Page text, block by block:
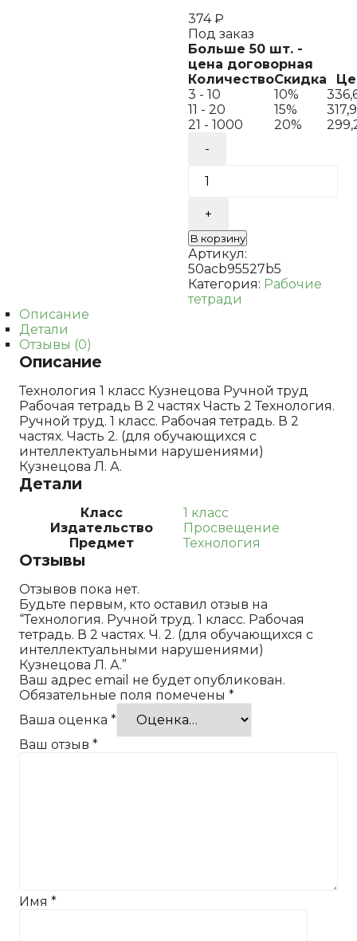
374₽
Под заказ
Больше 50 шт. -
цена договорная
КоличествоСкидка
3 - 10
10%
11 - 20
15%
21 - 1000
20%
класс.
Рабочая
тетрадь.
В
2
частях.
нарушениями)
Кузнецова
Л.
А.
В корзину
Артикул:
50acb95527b5
Категория: Рабочие
тетради
Описание
Детали
Отзывы (0)
Описание
Технология 1 класс Кузнецова Ручной труд
Рабочая тетрадь В 2 частях Часть 2 Технология.
Ручной труд. 1 класс. Рабочая тетрадь. В 2
частях. Часть 2. (для обучающихся с
интеллектуальными нарушениями)
Кузнецова Л. А.
Детали
Класс
1 класс
Издательство
Просвещение
Предмет
Технология
Отзывы
Отзывов пока нет.
Будьте первым, кто оставил отзыв на
“Технология. Ручной труд. 1 класс. Рабочая
тетрадь. В 2 частях. Ч. 2. (для обучающихся с
интеллектуальными нарушениями)
Кузнецова Л. А.”
Ваш адрес email не будет опубликован.
Обязательные поля помечены *
Ваша оценка *
Ваш отзыв *
Имя *